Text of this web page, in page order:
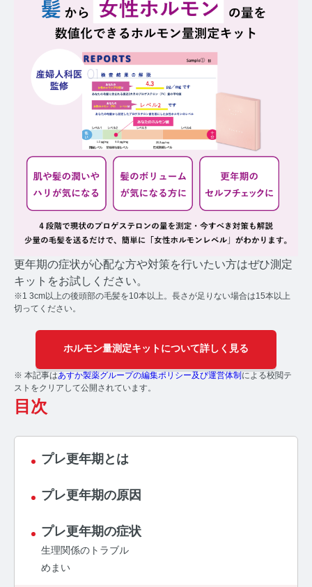
AGAコラム TOP
テストステロンコラム TOP
コルチゾールコラム TOP
PMS
PMSコラム TOP
更年期
更年期コラム TOP
ネコの健康
ネコの健康コラム TOP
毛髪・爪ホルモン量測定キットについて知りたい方
【薄毛リスクチェック】毛髪ホルモン量測定キットの
ご紹介
介
【ストレスを見える化】毛髪・爪ホルモン量検査キッ
トのご紹介
毛髪ホルモン量測定キット導入クリニックのインタビ
ュー
よくあるご質問 TOP
更年期の症状が心配な方や対策を行いたい方はぜひ測定
キットをお試しください。
※1 3cm以上の後頭部の毛髪を10本以上。長さが足りない場合は15本以上
切ってください。
ホルモン量測定キットについて詳しく見る
※ 本記事はあすか製薬グループの編集ポリシー及び運営体制 による校閲テ
ストをクリアして公開されています。
目次
プレ更年期とは
プレ更年期の原因
プレ更年期の症状
生理関係のトラブル
めまい